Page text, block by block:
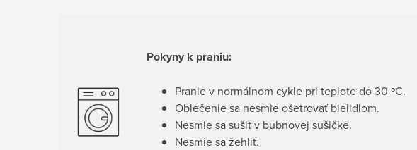
Pokyny k praniu:
Pranie v normálnom cykle pri teplote do 30 ºC.
Oblečenie sa nesmie ošetrovať bielidlom.
Nesmie sa sušiť v bubnovej sušičke.
Nesmie sa žehliť.